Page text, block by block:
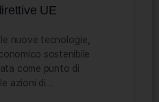
UE
le nuove tecnologie,
sostenibile
come punto di
azioni di…